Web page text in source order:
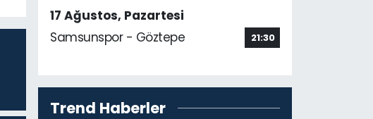
17 Ağustos, Pazartesi
Samsunspor - Göztepe
21:30
Trend Haberler